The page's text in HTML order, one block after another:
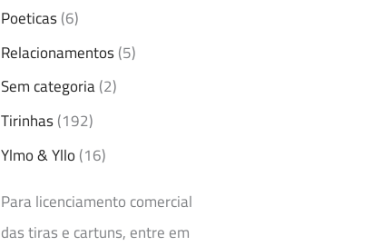
Poeticas(6)
Relacionamentos(5)
Sem categoria(2)
Tirinhas(192)
Ylmo & Yllo(16)
Para licenciamento comercial
das tiras e cartuns, entre em